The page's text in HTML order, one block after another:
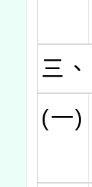
三、
(一)